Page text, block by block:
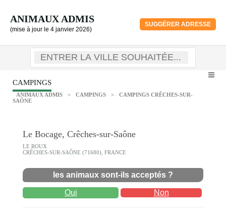
ANIMAUX ADMIS
(mise à jour le 4 janvier 2026)
SUGGÉRER ADRESSE
CAMPINGS
ANIMAUX ADMIS > CAMPINGS >
CAMPINGS CRÊCHES-SUR-
SAÔNE
Le Bocage, Crêches-sur-Saône
LE ROUX
CRÊCHES-SUR-SAÔNE (71680), FRANCE
les animaux sont-ils acceptés ?
Oui Non